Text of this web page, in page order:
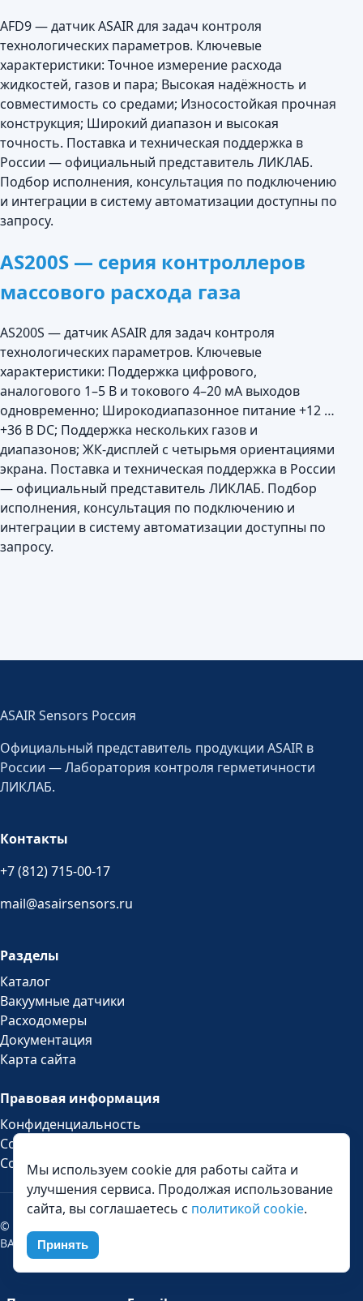
AFD9 — датчик ASAIR для задач контроля
технологических параметров. Ключевые
характеристики: Точное измерение расхода
жидкостей, газов и пара; Высокая надёжность и
совместимость со средами; Износостойкая прочная
конструкция; Широкий диапазон и высокая
точность. Поставка и техническая поддержка в
России — официальный представитель ЛИКЛАБ.
Подбор исполнения, консультация по подключению
и интеграции в систему автоматизации доступны по
запросу.
AS200S — серия контроллеров
массового расхода газа
AS200S — датчик ASAIR для задач контроля
технологических параметров. Ключевые
характеристики: Поддержка цифрового,
аналогового 1–5 В и токового 4–20 мА выходов
одновременно; Широкодиапазонное питание +12 …
+36 В DC; Поддержка нескольких газов и
диапазонов; ЖК-дисплей с четырьмя ориентациями
экрана. Поставка и техническая поддержка в России
— официальный представитель ЛИКЛАБ. Подбор
исполнения, консультация по подключению и
интеграции в систему автоматизации доступны по
запросу.
ASAIR Sensors Россия
Официальный представитель продукции ASAIR в
России — Лаборатория контроля герметичности
ЛИКЛАБ.
Контакты
+7 (812) 715-00-17
mail@asairsensors.ru
Разделы
Каталог
Вакуумные датчики
Расходомеры
Документация
Карта сайта
Правовая информация
Конфиденциальность
Cookie
Соглашение
© 2026 ASAIR Sensors Россия. ООО «Лаборатория
ВАКТРОН».
Мы используем cookie для работы сайта и
улучшения сервиса. Продолжая использование
сайта, вы соглашаетесь с политикой cookie.
Принять